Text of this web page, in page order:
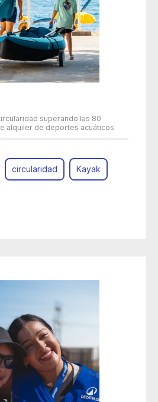
superando las 80
alquiler de deportes acuáticos
circularidad Kayak